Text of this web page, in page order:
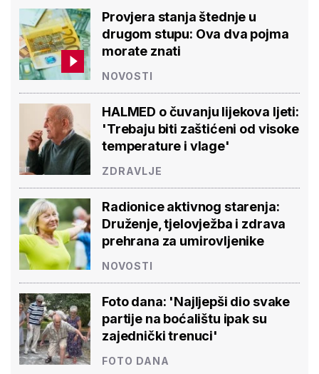
Provjera stanja štednje u
drugom stupu: Ova dva pojma
morate znati
NOVOSTI
HALMED o čuvanju lijekova ljeti:
'Trebaju biti zaštićeni od visoke
temperature i vlage'
ZDRAVLJE
Radionice aktivnog starenja:
Druženje, tjelovježba i zdrava
prehrana za umirovljenike
NOVOSTI
Foto dana: 'Najljepši dio svake
partije na boćalištu ipak su
zajednički trenuci'
FOTO DANA